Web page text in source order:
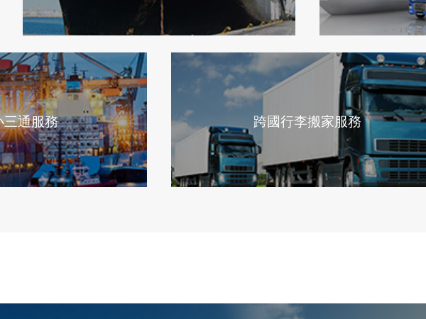
三通服務 跨國行李搬家服務